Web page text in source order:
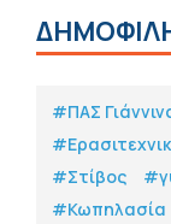
#ΠΑΣ
#Στίβος
#Κωπηλασία